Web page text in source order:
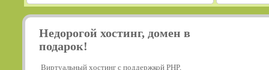
Недорогой хостинг, домен в
подарок!
Виртуальный хостинг с поддержкой PHP,